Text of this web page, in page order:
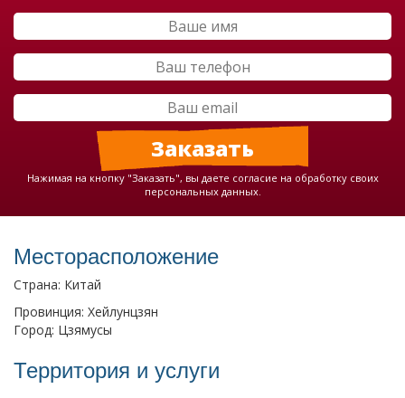
Нажимая на кнопку "Заказать", вы даете согласие на обработку своих
персональных данных.
Месторасположение
Страна: Китай
Провинция: Хейлунцзян
Город: Цзямусы
Территория и услуги